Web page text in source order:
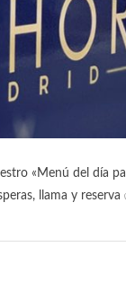
«Menú del día
llama y